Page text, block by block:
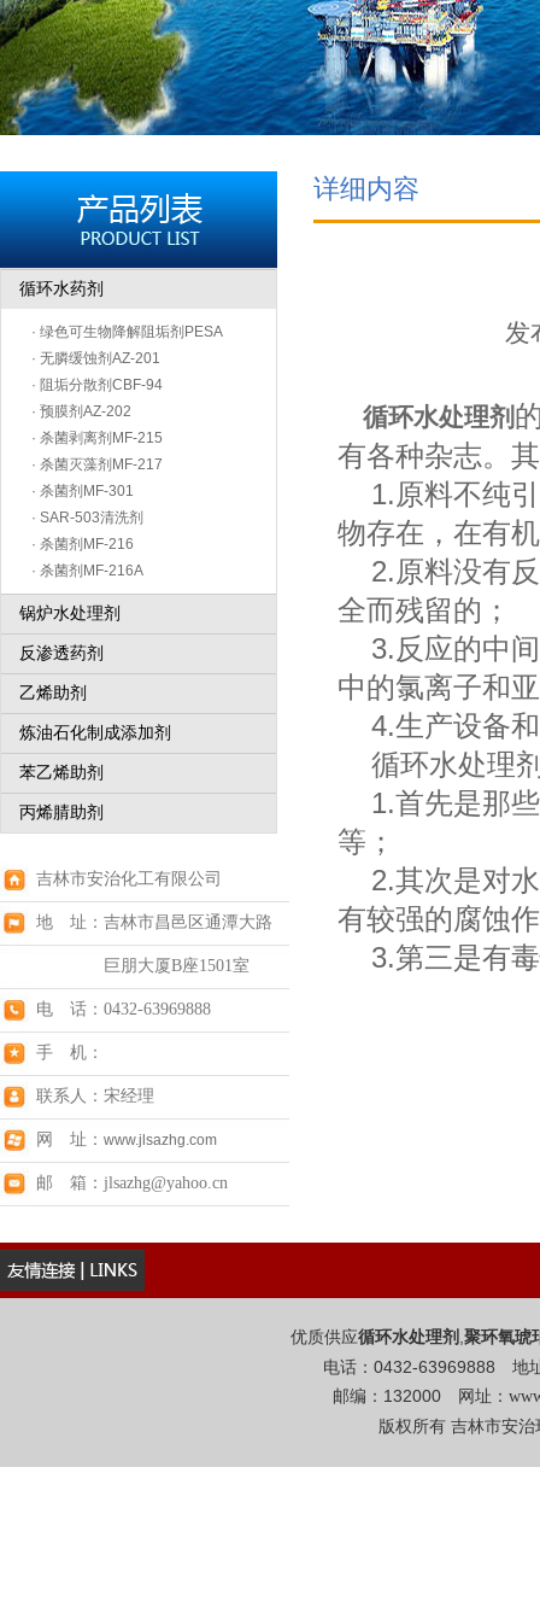
循环水药剂
· 绿色可生物降解阻垢剂PESA
· 无膦缓蚀剂AZ-201
· 阻垢分散剂CBF-94
· 预膜剂AZ-202
· 杀菌剥离剂MF-215
· 杀菌灭藻剂MF-217
· 杀菌剂MF-301
· SAR-503清洗剂
· 杀菌剂MF-216
· 杀菌剂MF-216A
锅炉水处理剂
反渗透药剂
乙烯助剂
炼油石化制成添加剂
苯乙烯助剂
丙烯腈助剂
吉林市安治化工有限公司
地 址：吉林市昌邑区通潭大路
巨朋大厦B座1501室
电 话：0432-63969888
手 机：
联系人：宋经理
网 址： www.jlsazhg.com
邮 箱：jlsazhg@yahoo.cn
详细内容
发
循环水处理剂
有各种杂志。
1.原料不纯引
物存在，在有
2.原料没有反
全而残留的；
3.反应的中间
中的氯离子和
4.生产设备和
循环水处理
1.首先是那些
等；
2.其次是对水
有较强的腐蚀
3.第三是有毒
优质供应循环水处理剂 ,聚环氧琥
电话：0432-63969888 地
邮编：132000 网址：
版权所有 吉林市安